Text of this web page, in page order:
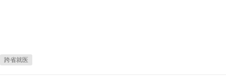
跨省就医